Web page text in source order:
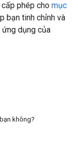
phép cho mục
bạn tinh chỉnh và
ứng dụng của
không?